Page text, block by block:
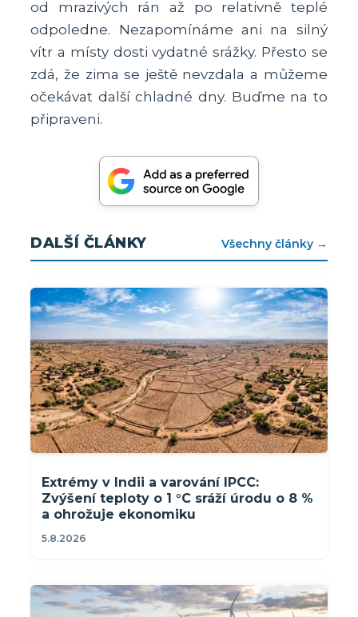
od mrazivých rán až po relativně teplé
odpoledne. Nezapomínáme ani na silný
vítr a místy dosti vydatné srážky. Přesto se
zdá, že zima se ještě nevzdala a můžeme
očekávat další chladné dny. Buďme na to
připraveni.
DALŠÍ ČLÁNKY Všechny články →
Extrémy v Indii a varování IPCC:
Zvýšení teploty o 1 °C sráží úrodu o 8 %
a ohrožuje ekonomiku
5.8.2026